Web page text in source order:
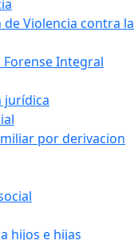
Violencia contra la
Integral
jurídica
por derivacion
hijos e hijas